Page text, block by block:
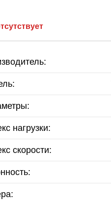
нагрузки:
скорости: